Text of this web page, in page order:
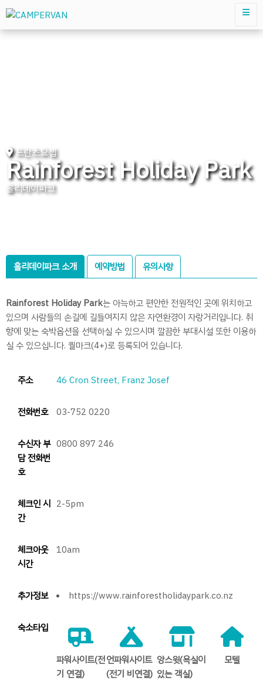
프란츠요셉
Rainforest Holiday Park
홀리데이파크
홀리데이파크 소개 예약방법 유의사항
Rainforest Holiday Park는 아늑하고 편안한 전원적인 곳에 위치하고
있으며 사람들의 손길에 길들여지지 않은 자연환경이 자랑거리입니다. 취
향에 맞는 숙박옵션을 선택하실 수 있으시며 깔끔한 부대시설 또한 이용하
실 수 있으십니다. 퀄마크(4+)로 등록되어 있습니다.
주소 46 Cron Street, Franz Josef
전화번호 03-752 0220
수신자 부
담 전화번
호
0800 897 246
체크인 시
간
2-5pm
체크아웃
시간
10am
추가정보 https://www.rainforestholidaypark.co.nz
숙소타입
파워사이트(전
기 연결)
언파워사이트
(전기 비연결)
앙스윗(욕실이
있는 객실)
모텔